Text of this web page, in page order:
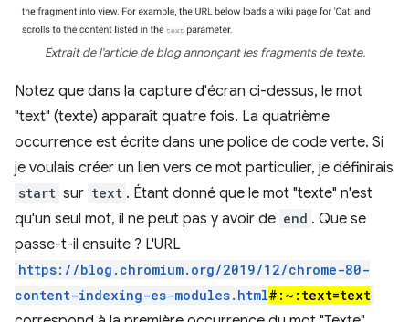
Extrait de l'article de blog annonçant les fragments de texte.
Notez que dans la capture d'écran ci-dessus, le mot
"text" (texte) apparaît quatre fois. La quatrième
occurrence est écrite dans une police de code verte. Si
je voulais créer un lien vers ce mot particulier, je définirais
start sur text . Étant donné que le mot "texte" n'est
qu'un seul mot, il ne peut pas y avoir de end . Que se
passe-t-il ensuite ? L'URL
https://blog.chromium.org/2019/12/chrome-80-
content-indexing-es-modules.html#:~:text=text